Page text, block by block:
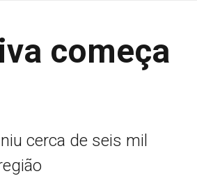
começa
cerca de seis mil